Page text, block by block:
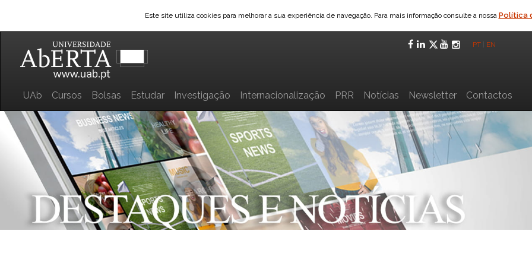
Este site utiliza cookies para melhorar a sua experiência de navegação. Para mais informação consulte a nossa Política
Facebook
LinkedIn
Twitter
YouTube
PT EN
UAb Cursos Bolsas Estudar Investigação Internacionalização PRR Notícias Newsletter Contactos